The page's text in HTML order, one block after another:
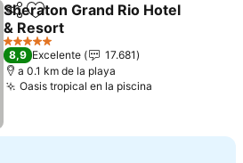
CompartirAñadir a favoritos
Sheraton Grand Rio Hotel
& Resort
Ver precios
5 Estrellas
8,9 Excelente
17.681
a 0.1 km de la playa
Oasis tropical en la piscina